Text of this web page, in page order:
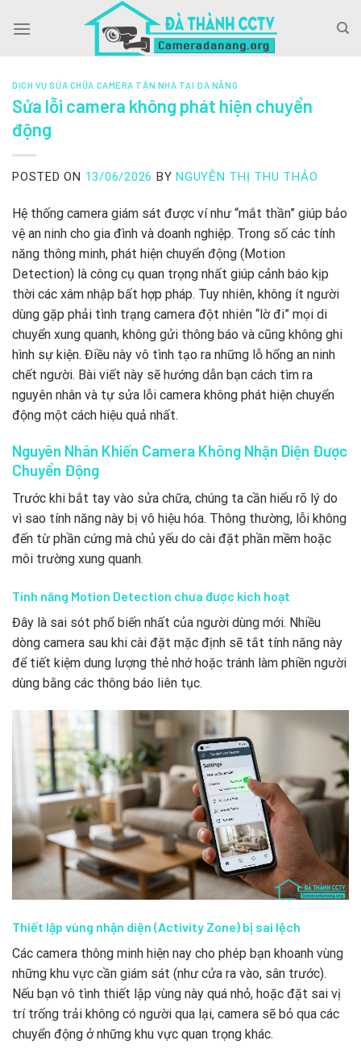
DỊCH VỤ SỬA CHỮA CAMERA TẬN NHÀ TẠI ĐÀ NẴNG
Sửa lỗi camera không phát hiện chuyển
động
POSTED ON 13/06/2026 BY NGUYỄN THỊ THU THẢO
Hệ thống camera giám sát được ví như “mắt thần” giúp bảo
vệ an ninh cho gia đình và doanh nghiệp. Trong số các tính
năng thông minh, phát hiện chuyển động (Motion
Detection) là công cụ quan trọng nhất giúp cảnh báo kịp
thời các xâm nhập bất hợp pháp. Tuy nhiên, không ít người
dùng gặp phải tình trạng camera đột nhiên “lờ đi” mọi di
chuyển xung quanh, không gửi thông báo và cũng không ghi
hình sự kiện. Điều này vô tình tạo ra những lỗ hổng an ninh
chết người. Bài viết này sẽ hướng dẫn bạn cách tìm ra
nguyên nhân và tự sửa lỗi camera không phát hiện chuyển
động một cách hiệu quả nhất.
Nguyên Nhân Khiến Camera Không Nhận Diện Được
Chuyển Động
Trước khi bắt tay vào sửa chữa, chúng ta cần hiểu rõ lý do
vì sao tính năng này bị vô hiệu hóa. Thông thường, lỗi không
đến từ phần cứng mà chủ yếu do cài đặt phần mềm hoặc
môi trường xung quanh.
Tính năng Motion Detection chưa được kích hoạt
Đây là sai sót phổ biến nhất của người dùng mới. Nhiều
dòng camera sau khi cài đặt mặc định sẽ tắt tính năng này
để tiết kiệm dung lượng thẻ nhớ hoặc tránh làm phiền người
dùng bằng các thông báo liên tục.
Thiết lập vùng nhận diện (Activity Zone) bị sai lệch
Các camera thông minh hiện nay cho phép bạn khoanh vùng
những khu vực cần giám sát (như cửa ra vào, sân trước).
Nếu bạn vô tình thiết lập vùng này quá nhỏ, hoặc đặt sai vị
trí trống trải không có người qua lại, camera sẽ bỏ qua các
chuyển động ở những khu vực quan trọng khác.